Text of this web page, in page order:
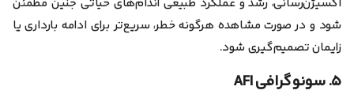
شود و در صورت مشاهده هرگونه خطر، سریع‌تر برای ادامه بارداری یا
زایمان تصمیم‌گیری شود.
۵. سونوگرافی AFI